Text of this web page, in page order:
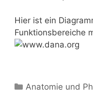
Hier ist ein
Funktionsbereiche
Kategorien
Anatomie und